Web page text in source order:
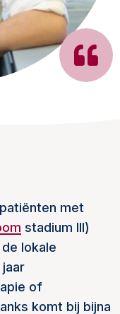
met
stadium III)
lokale
of
komt bij bijna